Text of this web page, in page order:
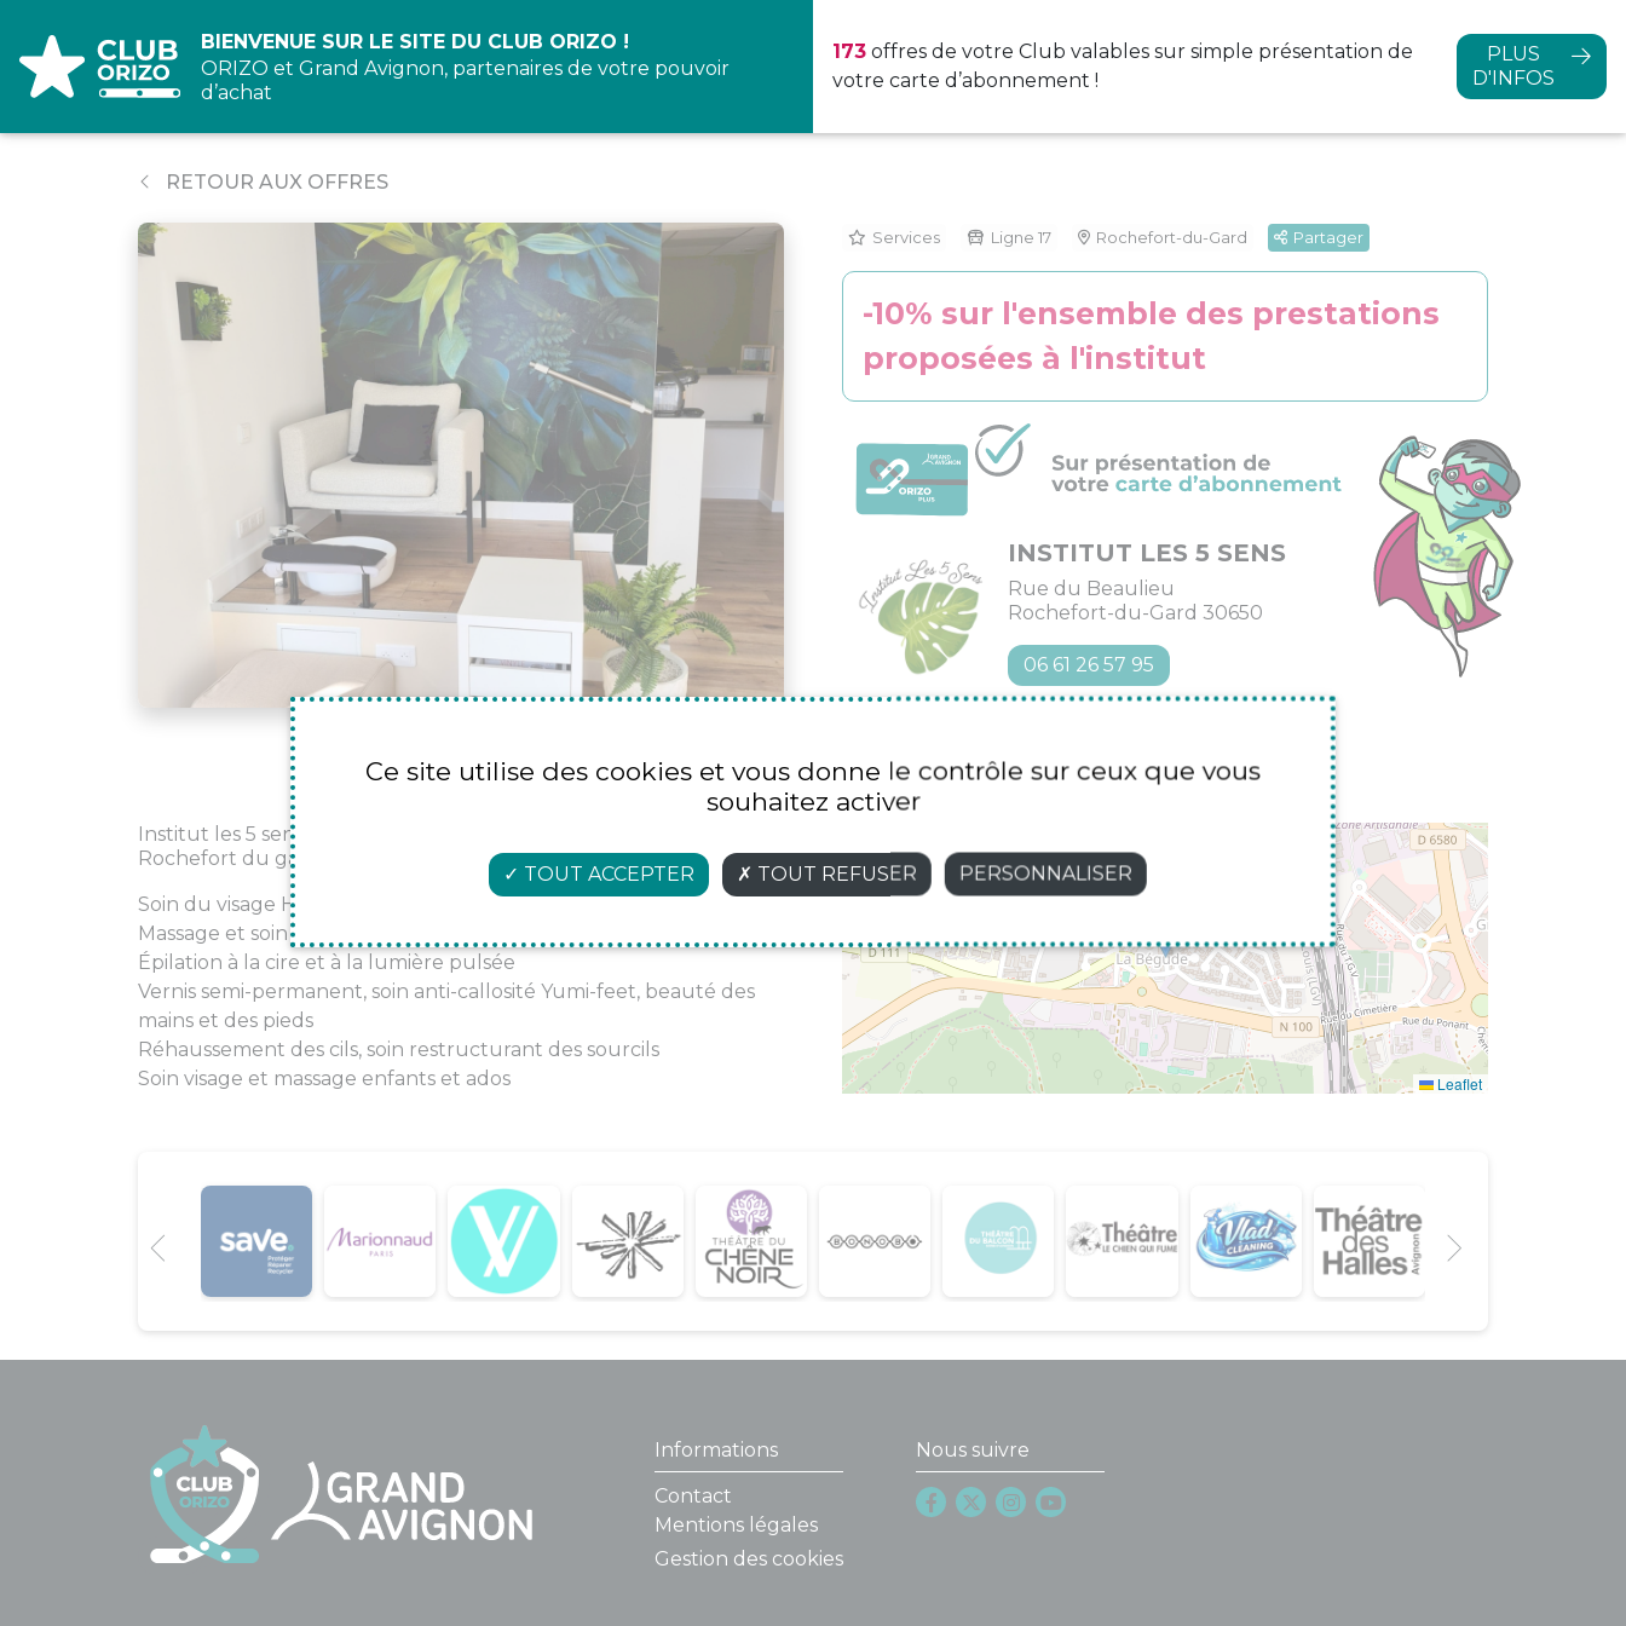
BIENVENUE SUR LE SITE DU CLUB ORIZO !
ORIZO et Grand Avignon, partenaires de votre pouvoir
d’achat
173 offres de votre Club valables sur simple présentation de
votre carte d’abonnement !
PLUS
D'INFOS
RETOUR AUX OFFRES
Services Ligne 17 Rochefort-du-Gard Partager
-10% sur l'ensemble des prestations
proposées à l'institut
INSTITUT LES 5 SENS
Rue du Beaulieu
Rochefort-du-Gard 30650
06 61 26 57 95
Institut les 5 sens, centre de beauté situé à la bégude de
Rochefort du gard qui vous propose :
Soin du visage HydraSpaFace by Yumi skincare
Massage et soin corps
Épilation à la cire et à la lumière pulsée
Vernis semi-permanent, soin anti-callosité Yumi-feet, beauté des
mains et des pieds
Réhaussement des cils, soin restructurant des sourcils
Soin visage et massage enfants et ados
INSTITUT LES 5 SENS
+
−
Leaflet
Informations
Contact
Mentions légales
Gestion des cookies
Nous suivre
Ce site utilise des cookies et vous donne le contrôle sur ceux que vous
souhaitez activer
TOUT ACCEPTER TOUT REFUSER PERSONNALISER